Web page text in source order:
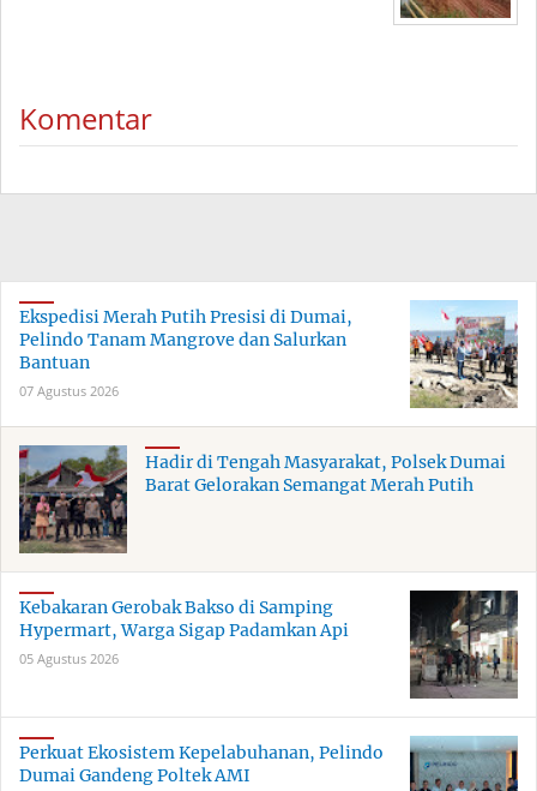
Komentar
Ekspedisi Merah Putih Presisi di Dumai,
Pelindo Tanam Mangrove dan Salurkan
Bantuan
07 Agustus 2026
Hadir di Tengah Masyarakat, Polsek Dumai
Barat Gelorakan Semangat Merah Putih
Kebakaran Gerobak Bakso di Samping
Hypermart, Warga Sigap Padamkan Api
05 Agustus 2026
Perkuat Ekosistem Kepelabuhanan, Pelindo
Dumai Gandeng Poltek AMI